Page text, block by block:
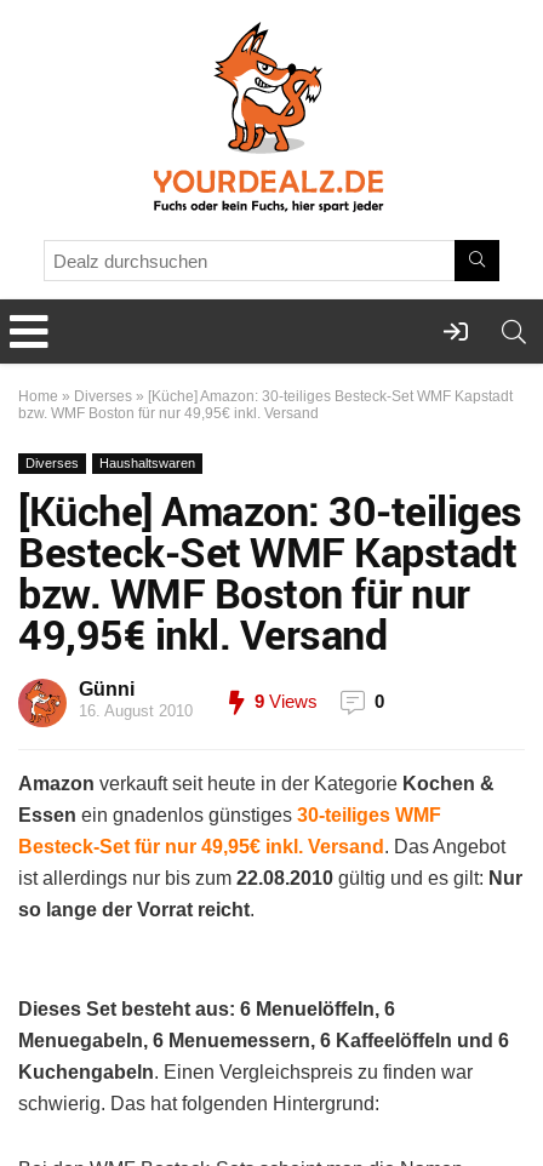
Home » Diverses » [Küche] Amazon: 30-teiliges Besteck-Set WMF Kapstadt
bzw. WMF Boston für nur 49,95€ inkl. Versand
Diverses Haushaltswaren
[Küche] Amazon: 30-teiliges
Besteck-Set WMF Kapstadt
bzw. WMF Boston für nur
49,95€ inkl. Versand
Günni
16. August 2010 9 Views 0
Amazon verkauft seit heute in der Kategorie Kochen &
Essen ein gnadenlos günstiges 30-teiliges WMF
Besteck-Set für nur 49,95€ inkl. Versand . Das Angebot
ist allerdings nur bis zum 22.08.2010 gültig und es gilt: Nur
so lange der Vorrat reicht.
Dieses Set besteht aus: 6 Menuelöffeln, 6
Menuegabeln, 6 Menuemessern, 6 Kaffeelöffeln und 6
Kuchengabeln. Einen Vergleichspreis zu finden war
schwierig. Das hat folgenden Hintergrund: